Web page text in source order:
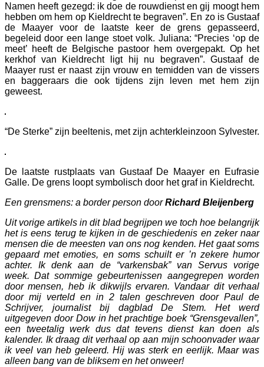
Namen heeft gezegd: ik doe de rouwdienst en gij moogt hem
hebben om hem op Kieldrecht te begraven”. En zo is Gustaaf
de Maayer voor de laatste keer de grens gepasseerd,
begeleid door een lange stoet volk. Juliana: “Precies ‘op de
meet’ heeft de Belgische pastoor hem overgepakt. Op het
kerkhof van Kieldrecht ligt hij nu begraven”. Gustaaf de
Maayer rust er naast zijn vrouw en temidden van de vissers
en baggeraars die ook tijdens zijn leven met hem zijn
geweest.
“De Sterke” zijn beeltenis, met zijn achterkleinzoon Sylvester.
De laatste rustplaats van Gustaaf De Maayer en Eufrasie
Galle. De grens loopt symbolisch door het graf in Kieldrecht.
Een grensmens: a border person doorRichard Bleijenberg
Uit vorige artikels in dit blad begrijpen we toch hoe belangrijk
het is eens terug te kijken in de geschiedenis en zeker naar
mensen die de meesten van ons nog kenden. Het gaat soms
gepaard met emoties, en soms schuilt er ’n zekere humor
achter. Ik denk aan de “varkensbak” van Servus vorige
week. Dat sommige gebeurtenissen aangegrepen worden
door mensen, heb ik dikwijls ervaren. Vandaar dit verhaal
door mij verteld en in 2 talen geschreven door Paul de
Schrijver, journalist bij dagblad De Stem. Het werd
uitgegeven door Dow in het prachtige boek “Grensgevallen”,
een tweetalig werk dus dat tevens dienst kan doen als
kalender. Ik draag dit verhaal op aan mijn schoonvader waar
ik veel van heb geleerd. Hij was sterk en eerlijk. Maar was
alleen bang van de bliksem en het onweer!